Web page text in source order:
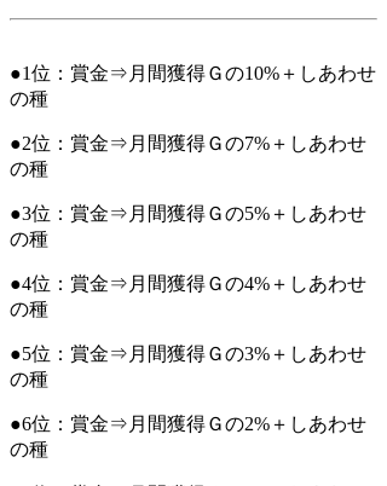
●1位：賞金⇒月間獲得Ｇの10%＋ しあわせ
の種
●2位：賞金⇒月間獲得Ｇの7%＋ しあわせ
の種
●3位：賞金⇒月間獲得Ｇの5%＋ しあわせ
の種
●4位：賞金⇒月間獲得Ｇの4%＋ しあわせ
の種
●5位：賞金⇒月間獲得Ｇの3%＋ しあわせ
の種
●6位：賞金⇒月間獲得Ｇの2%＋ しあわせ
の種